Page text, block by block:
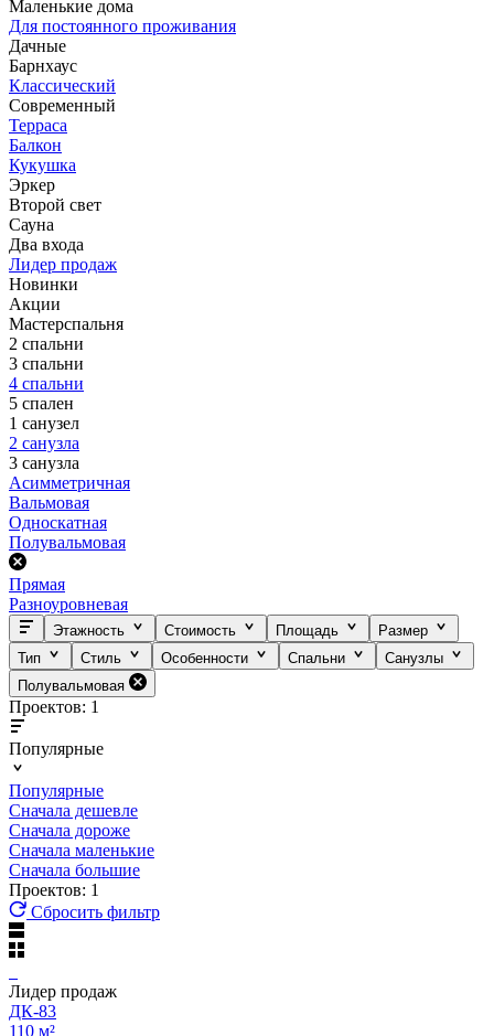
Маленькие дома
Для постоянного проживания
Дачные
Барнхаус
Классический
Современный
Терраса
Балкон
Кукушка
Эркер
Второй свет
Сауна
Два входа
Лидер продаж
Новинки
Акции
Мастерспальня
2 спальни
3 спальни
4 спальни
5 спален
1 санузел
2 санузла
3 санузла
Асимметричная
Вальмовая
Односкатная
Полувальмовая
Прямая
Разноуровневая
Этажность Стоимость Площадь
Размер
Тип
Стиль Особенности Спальни
Санузлы
Полувальмовая
Проектов: 1
Популярные
Популярные
Сначала дешевле
Сначала дороже
Сначала маленькие
Сначала большие
Проектов: 1
Сбросить фильтр
Лидер продаж
ДК-83
110 м²